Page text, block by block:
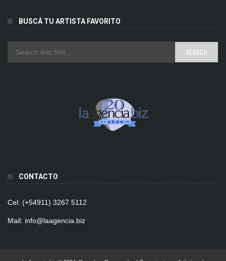
BUSCÁ TU ARTISTA FAVORITO
CONTACTO
Cel: (+54911) 3267 5112
Mail: info@laagencia.biz